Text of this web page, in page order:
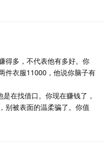
得多，不代表他有多好。你
件衣服11000，他说你脑子有
在找借口。你现在赚钱了，
别被表面的温柔骗了。你值